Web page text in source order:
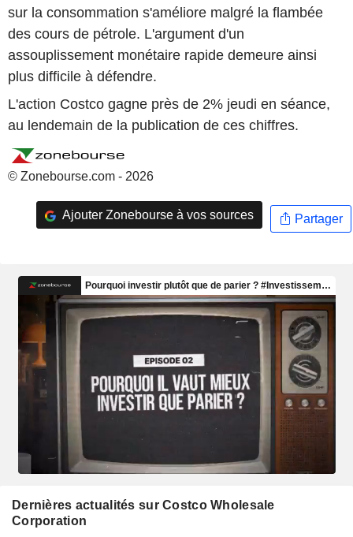
sur la consommation s'améliore malgré la flambée
des cours de pétrole. L'argument d'un
assouplissement monétaire rapide demeure ainsi
plus difficile à défendre.
L'action Costco gagne près de 2% jeudi en séance,
au lendemain de la publication de ces chiffres.
© Zonebourse.com - 2026
Ajouter Zonebourse à vos sources Partager
Dernières actualités sur Costco Wholesale
Corporation